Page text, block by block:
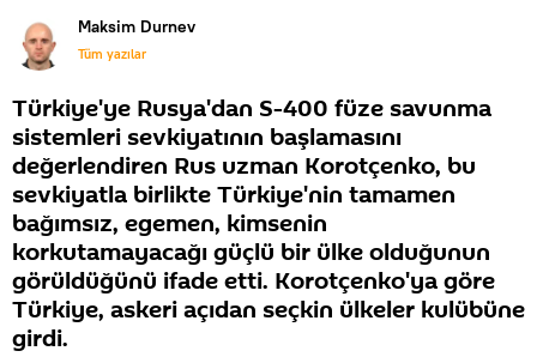
Maksim Durnev
Tüm yazılar
Türkiye'ye Rusya'dan S-400 füze savunma
sistemleri sevkiyatının başlamasını
değerlendiren Rus uzman Korotçenko, bu
sevkiyatla birlikte Türkiye'nin tamamen
bağımsız, egemen, kimsenin
korkutamayacağı güçlü bir ülke olduğunun
görüldüğünü ifade etti. Korotçenko'ya göre
Türkiye, askeri açıdan seçkin ülkeler kulübüne
girdi.